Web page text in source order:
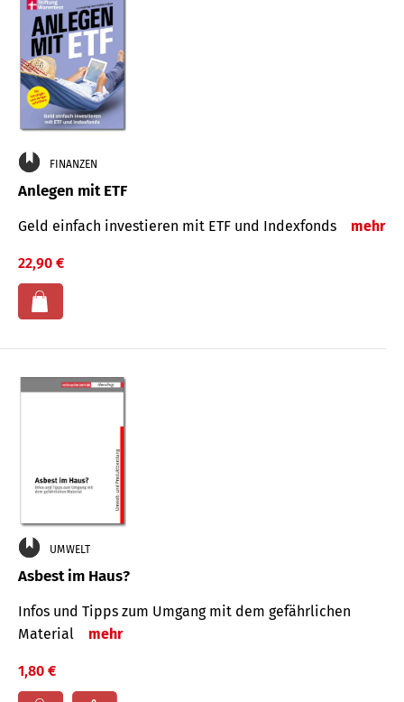
FINANZEN
Anlegen mit ETF
Geld einfach investieren mit ETF und Indexfonds mehr
22,90 €
UMWELT
Asbest im Haus?
Infos und Tipps zum Um­gang mit dem ge­fähr­lichen
Mate­rial
mehr
1,80 €